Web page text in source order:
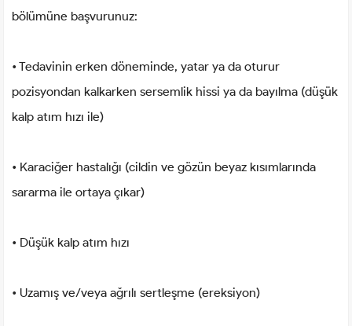
bölümüne başvurunuz:
• Tedavinin erken döneminde, yatar ya da oturur
pozisyondan kalkarken sersemlik hissi ya da bayılma (düşük
kalp atım hızı ile)
• Karaciğer hastalığı (cildin ve gözün beyaz kısımlarında
sararma ile ortaya çıkar)
• Düşük kalp atım hızı
• Uzamış ve/veya ağrılı sertleşme (ereksiyon)